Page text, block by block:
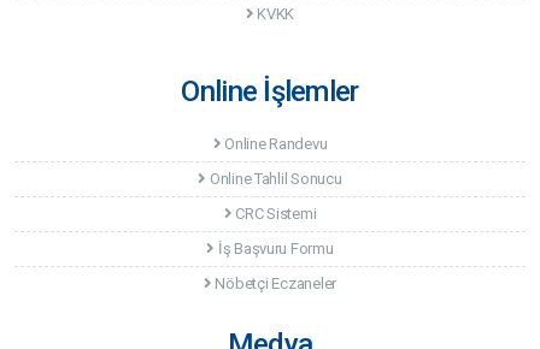
KVKK
Online İşlemler
Online Randevu
Online Tahlil Sonucu
CRC Sistemi
İş Başvuru Formu
Nöbetçi Eczaneler